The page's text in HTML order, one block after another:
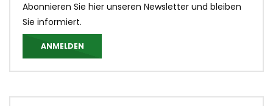
Abonnieren Sie hier unseren Newsletter und bleiben
Sie informiert.
ANMELDEN